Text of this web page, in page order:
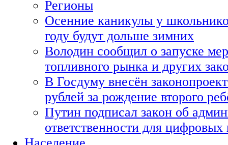
Регионы
Осенние каникулы у
году будут дольше зимних
Володин сообщил о запуске
топливного рынка и других
В Госдуму внесён
рублей за рождение второго
Путин подписал закон об
ответственности для